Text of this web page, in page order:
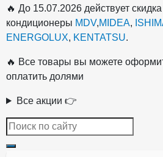
🔥 До 15.07.2026 действует
кондиционеры MDV,MIDEA,
ENERGOLUX, KENTATSU.
🔥 Все товары вы можете
оплатить долями
Все акции 👉